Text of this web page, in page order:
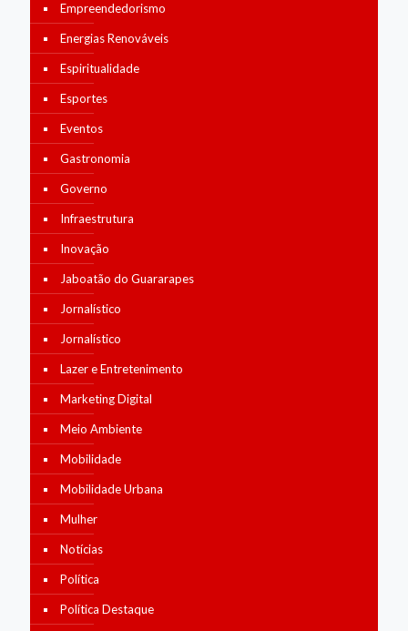
Empreendedorismo
Energias Renováveis
Espiritualidade
Esportes
Eventos
Gastronomia
Governo
Infraestrutura
Inovação
Jaboatão do Guararapes
Jornalístico
Jornalístico
Lazer e Entretenimento
Marketing Digital
Meio Ambiente
Mobilidade
Mobilidade Urbana
Mulher
Notícias
Política
Política Destaque